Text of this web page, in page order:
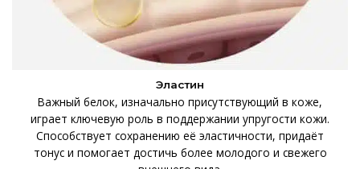
Эластин
Важный белок, изначально присутствующий в коже,
играет ключевую роль в поддержании упругости кожи.
Способствует сохранению её эластичности, придаёт
тонус и помогает достичь более молодого и свежего